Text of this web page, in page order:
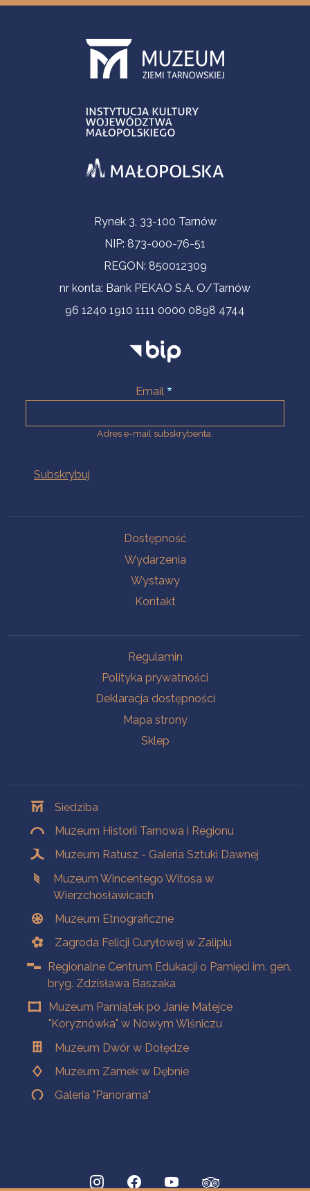
Informacje kontaktoweRynek 3, 33-100 Tarnów
NIP: 873-000-76-51
REGON: 850012309
nr konta: Bank PEKAO S.A. O/Tarnów
96 1240 1910 1111 0000 0898 4744
Email
Adres e-mail subskrybenta.
Dostępność
Wydarzenia
Wystawy
Kontakt
Regulamin
Polityka prywatności
Deklaracja dostępności
Mapa strony
Sklep
Siedziba
Muzeum Historii Tarnowa i Regionu
Muzeum Ratusz - Galeria Sztuki Dawnej
Muzeum Wincentego Witosa w
Wierzchosławicach
Muzeum Etnograficzne
Zagroda Felicji Curyłowej w Zalipiu
Regionalne Centrum Edukacji o Pamięci im. gen.
bryg. Zdzisława Baszaka
Muzeum Pamiątek po Janie Matejce
"Koryznówka" w Nowym Wiśniczu
Muzeum Dwór w Dołędze
Muzeum Zamek w Dębnie
Galeria "Panorama"